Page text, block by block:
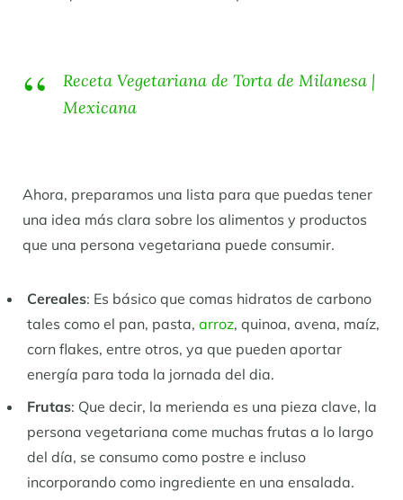
Receta Vegetariana de Torta de Milanesa |
Mexicana
Ahora, preparamos una lista para que puedas tener
una idea más clara sobre los alimentos y productos
que una persona vegetariana puede consumir.
Cereales: Es básico que comas hidratos de carbono
tales como el pan, pasta, arroz, quinoa, avena, maíz,
corn flakes, entre otros, ya que pueden aportar
energía para toda la jornada del dia.
Frutas: Que decir, la merienda es una pieza clave, la
persona vegetariana come muchas frutas a lo largo
del día, se consumo como postre e incluso
incorporando como ingrediente en una ensalada.